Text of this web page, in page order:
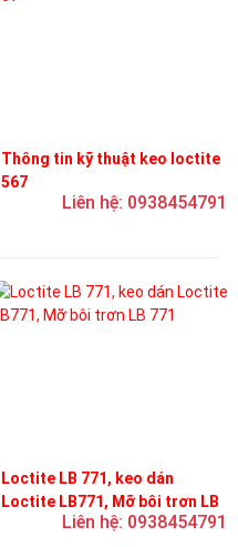
Thông tin kỹ thuật keo loctite
567
Liên hệ: 0938454791
Loctite LB 771, keo dán
Loctite LB771, Mỡ bôi trơn LB
Liên hệ: 0938454791